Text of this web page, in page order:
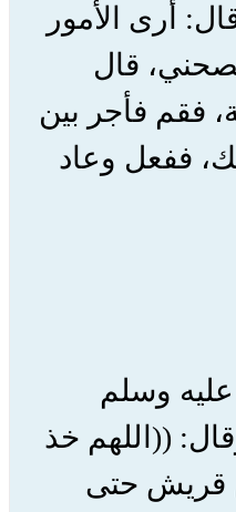
أرى الأمور
قال
فقم فأجر بين
ففعل وعاد
عليه وسلم
((اللهم خذ
قريش حتى